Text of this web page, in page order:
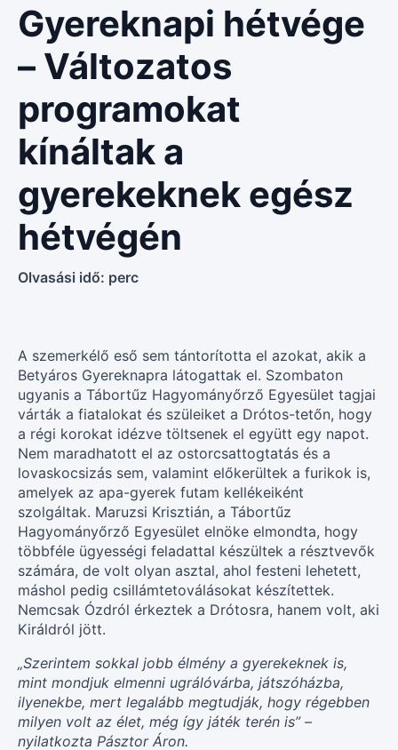
Gyereknapi hétvége
– Változatos
programokat
kínáltak a
gyerekeknek egész
hétvégén
Olvasási idő: perc
A szemerkélő eső sem tántorította el azokat, akik a
Betyáros Gyereknapra látogattak el. Szombaton
ugyanis a Tábortűz Hagyományőrző Egyesület tagjai
várták a fiatalokat és szüleiket a Drótos-tetőn, hogy
a régi korokat idézve töltsenek el együtt egy napot.
Nem maradhatott el az ostorcsattogtatás és a
lovaskocsizás sem, valamint előkerültek a furikok is,
amelyek az apa-gyerek futam kellékeiként
szolgáltak. Maruzsi Krisztián, a Tábortűz
Hagyományőrző Egyesület elnöke elmondta, hogy
többféle ügyességi feladattal készültek a résztvevők
számára, de volt olyan asztal, ahol festeni lehetett,
máshol pedig csillámtetoválásokat készítettek.
Nemcsak Ózdról érkeztek a Drótosra, hanem volt, aki
Királdról jött.
„Szerintem sokkal jobb élmény a gyerekeknek is,
mint mondjuk elmenni ugrálóvárba, játszóházba,
ilyenekbe, mert legalább megtudják, hogy régebben
milyen volt az élet, még így játék terén is” –
nyilatkozta Pásztor Áron.